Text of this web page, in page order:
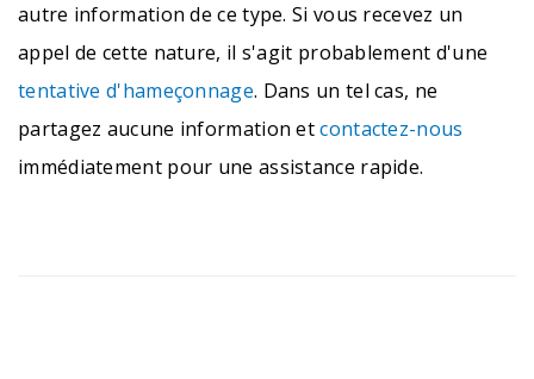
autre information de ce type. Si vous recevez un
appel de cette nature, il s'agit probablement d'une
tentative d'hameçonnage. Dans un tel cas, ne
partagez aucune information etcontactez-nous
immédiatement pour une assistance rapide.